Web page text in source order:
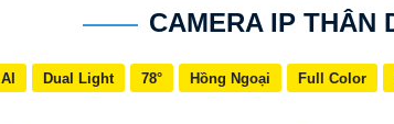
CAMERA IP THÂN
AI Dual Light 78° Hồng Ngoại Full Color